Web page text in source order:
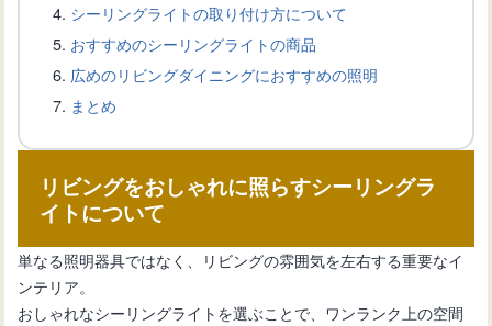
リビングに最適なエアコン選びと設置
方法：快適な冷暖房を実現
と効果的な設置方法
こたつでおしゃれに見せる、和モダン
シーリングライトの取り付け方について
おすすめのシーリングライトの商品
広めのリビングダイニングにおすすめの照明
まとめ
リビングをおしゃれに照らすシーリングラ
イトについて
単なる照明器具ではなく、リビングの雰囲気を左右する重要なイ
ンテリア。
おしゃれなシーリングライトを選ぶことで、ワンランク上の空間